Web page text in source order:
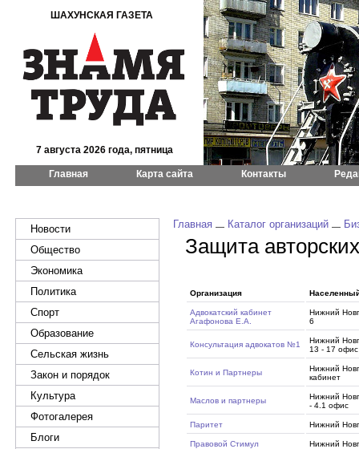
ШАХУНСКАЯ ГАЗЕТА
7 августа 2026 года, пятница
Главная Карта сайта Контакты
Новости
Общество
Экономика
Политика
Спорт
Образование
Сельская жизнь
Закон и порядок
Культура
Фотогалерея
Блоги
Главная Каталог организаций
Защита
Организация
Адвокатский кабинет
Агафонова Е.А.
Нижний
6
Консультация адвокатов №1
Нижний
13 - 17 офис
Котин и Партнеры
Нижний
кабинет
Маслов и партнеры
Нижний
- 4.1 офис
Паритет Нижний
Правовой Стимул Нижний